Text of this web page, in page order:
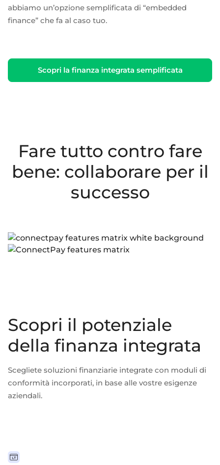
abbiamo un’opzione semplificata di “embedded
finance” che fa al caso tuo.
Scopri la finanza integrata semplificata
Fare tutto contro fare
bene: collaborare per il
successo
Scopri il potenziale
della finanza integrata
Scegliete soluzioni finanziarie integrate con moduli di
conformità incorporati, in base alle vostre esigenze
aziendali.